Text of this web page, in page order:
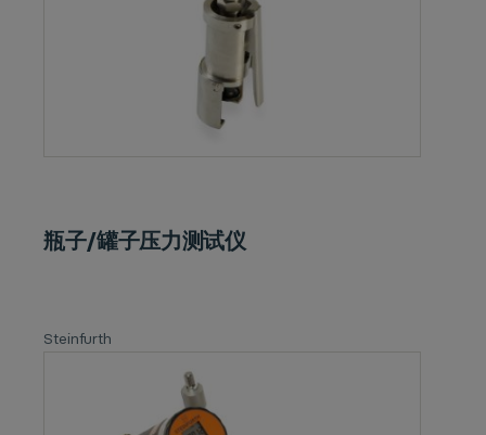
瓶子/罐子压力测试仪
Steinfurth